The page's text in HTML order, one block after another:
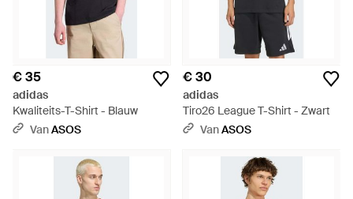
€ 35
adidas
Kwaliteits-T-Shirt - Blauw
VanASOS
€ 30
adidas
Tiro26 League T-Shirt - Zwart
VanASOS